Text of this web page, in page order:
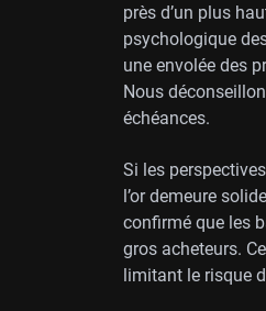
près d’un plus
psychologique
une envolée des
Nous
échéances.
Si les
l’or demeure
confirmé que les
gros acheteurs.
limitant le risque